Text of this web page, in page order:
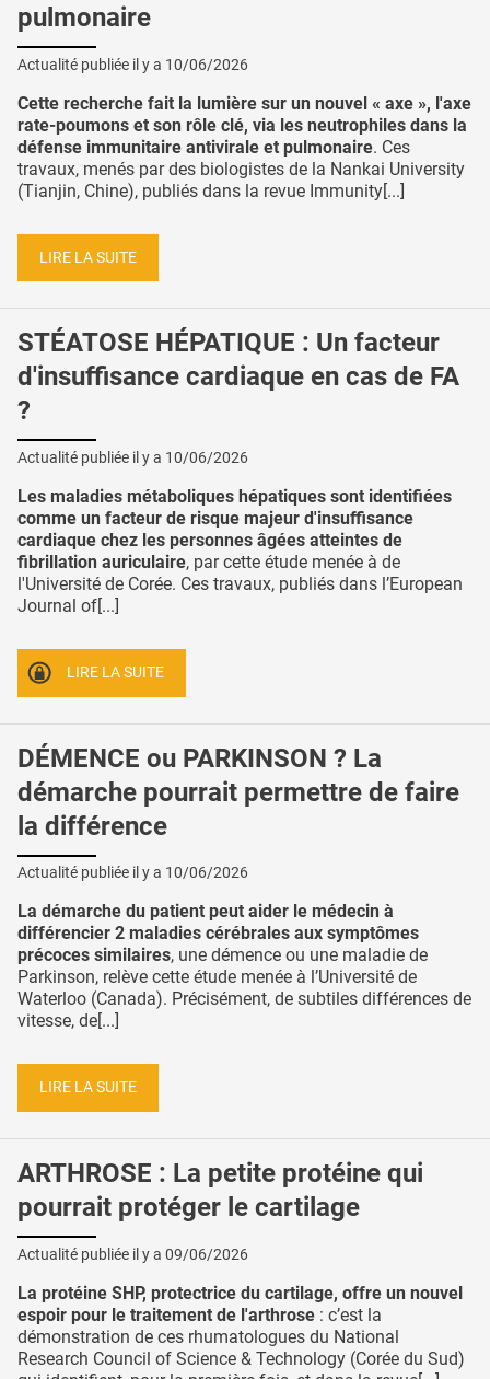
pulmonaire
Actualité publiée il y a 10/06/2026
Cette recherche fait la lumière sur un nouvel « axe », l'axe
rate-poumons et son rôle clé, via les neutrophiles dans la
défense immunitaire antivirale et pulmonaire. Ces
travaux, menés par des biologistes de la Nankai University
(Tianjin, Chine), publiés dans la revue Immunity[...]
LIRE LA SUITE
STÉATOSE HÉPATIQUE : Un facteur
d'insuffisance cardiaque en cas de FA
?
Actualité publiée il y a 10/06/2026
Les maladies métaboliques hépatiques sont identifiées
comme un facteur de risque majeur d'insuffisance
cardiaque chez les personnes âgées atteintes de
fibrillation auriculaire, par cette étude menée à de
l'Université de Corée. Ces travaux, publiés dans l’European
Journal of[...]
LIRE LA SUITE
DÉMENCE ou PARKINSON ? La
démarche pourrait permettre de faire
la différence
Actualité publiée il y a 10/06/2026
La démarche du patient peut aider le médecin à
différencier 2 maladies cérébrales aux symptômes
précoces similaires, une démence ou une maladie de
Parkinson, relève cette étude menée à l’Université de
Waterloo (Canada). Précisément, de subtiles différences de
vitesse, de[...]
LIRE LA SUITE
ARTHROSE : La petite protéine qui
pourrait protéger le cartilage
Actualité publiée il y a 09/06/2026
La protéine SHP, protectrice du cartilage, offre un nouvel
espoir pour le traitement de l'arthrose : c’est la
démonstration de ces rhumatologues du National
Research Council of Science & Technology (Corée du Sud)